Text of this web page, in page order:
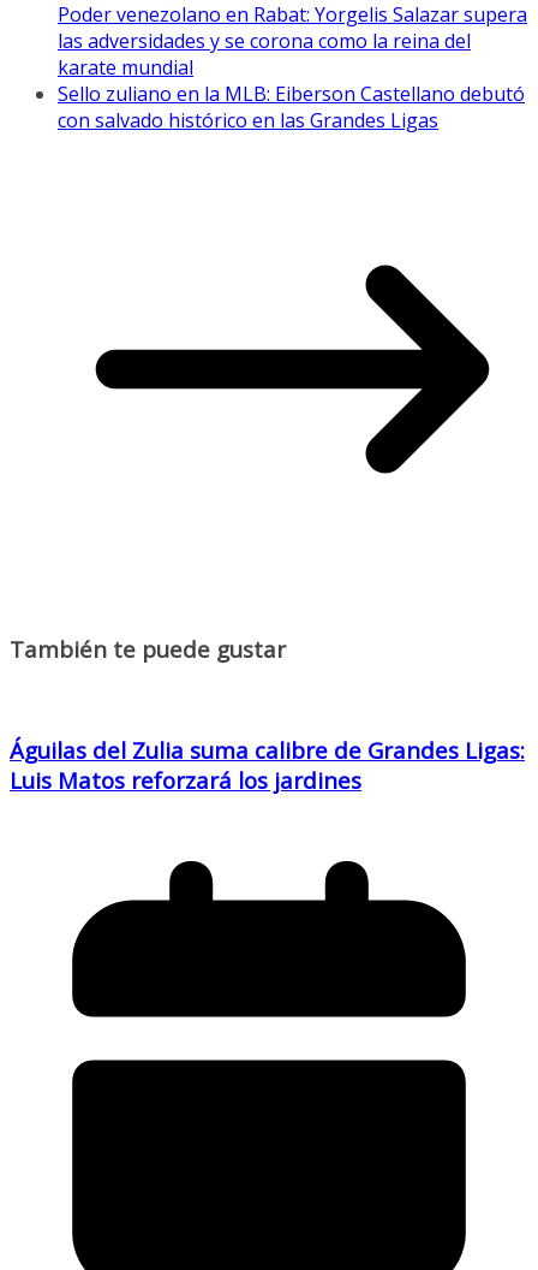
Poder venezolano en Rabat: Yorgelis Salazar supera
las adversidades y se corona como la reina del
karate mundial
Sello zuliano en la MLB: Eiberson Castellano debutó
con salvado histórico en las Grandes Ligas
También te puede gustar
Águilas del Zulia suma calibre de Grandes Ligas:
Luis Matos reforzará los jardines